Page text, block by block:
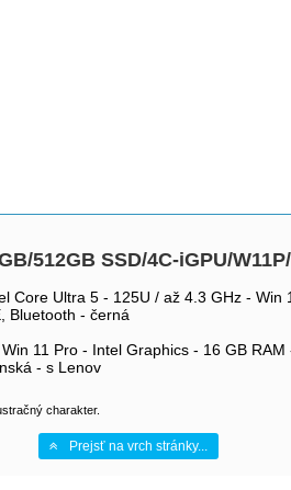
512GB SSD/4C-iGPU/
Ultra 5 - 125U / až 4.3 GHz -
Bluetooth - černá
11 Pro - Intel Graphics - 16 GB
- s Lenov
charakter.
Prejsť na vrch stránky...